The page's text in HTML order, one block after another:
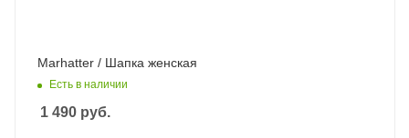
Marhatter / Шапка женская
Есть в наличии
1 490 руб.